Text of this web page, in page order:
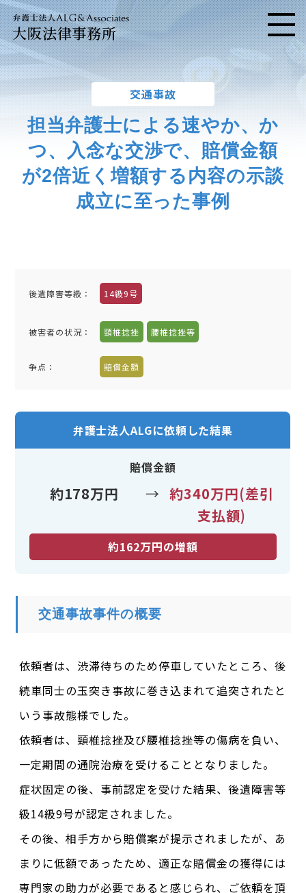
大阪法律事務所 メニ
交通事故
担当弁護士による速やか、か
つ、入念な交渉で、賠償金額
が2倍近く増額する内容の示談
成立に至った事例
後遺障害等級： 14級9号
被害者の状況： 頸椎捻挫 腰椎捻挫等
争点： 賠償金額
弁護士法人ALGに依頼した結果
賠償金額
約178万円 → 約340万円(差引
支払額)
約162万円の増額
交通事故事件の概要
依頼者は、渋滞待ちのため停車していたところ、後
続車同士の玉突き事故に巻き込まれて追突されたと
いう事故態様でした。
依頼者は、頸椎捻挫及び腰椎捻挫等の傷病を負い、
一定期間の通院治療を受けることとなりました。
症状固定の後、事前認定を受けた結果、後遺障害等
級14級9号が認定されました。
その後、相手方から賠償案が提示されましたが、あ
まりに低額であったため、適正な賠償金の獲得には
専門家の助力が必要であると感じられ、ご依頼を頂